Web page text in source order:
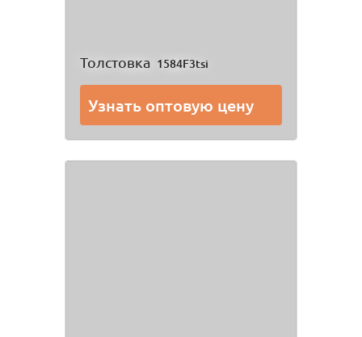
Толстовка 1584F3tsi
Узнать оптовую цену